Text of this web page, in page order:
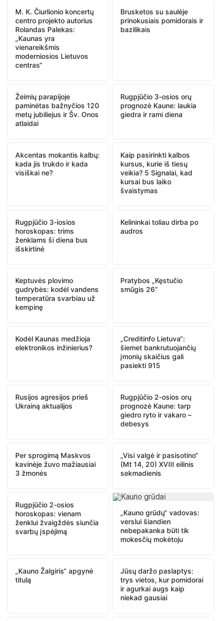
M. K. Čiurlionio koncertų
centro projekto autorius
Rolandas Palekas:
„Kaunas yra
vienareikšmis
moderniosios Lietuvos
centras“
Brusketos su saulėje
prinokusiais pomidorais ir
bazilikais
Žeimių parapijoje
paminėtas bažnyčios 120
metų jubiliejus ir Šv. Onos
atlaidai
Rugpjūčio 3-osios orų
prognozė Kaune: laukia
giedra ir rami diena
Akcentas mokantis kalbų:
kada jis trukdo ir kada
visiškai ne?
Kaip pasirinkti kalbos
kursus, kurie iš tiesų
veikia? 5 Signalai, kad
kursai bus laiko
švaistymas
Rugpjūčio 3-iosios
horoskopas: trims
ženklams ši diena bus
išskirtinė
Kelininkai toliau dirba po
audros
Keptuvės plovimo
gudrybės: kodėl vandens
temperatūra svarbiau už
kempinę
Pratybos „Kęstučio
smūgis 26“
Kodėl Kaunas medžioja
elektronikos inžinierius?
„Creditinfo Lietuva“:
šiemet bankrutuojančių
įmonių skaičius gali
pasiekti 915
Rusijos agresijos prieš
Ukrainą aktualijos
Rugpjūčio 2-osios orų
prognozė Kaune: tarp
giedro ryto ir vakaro –
debesys
Per sprogimą Maskvos
kavinėje žuvo mažiausiai
3 žmonės
„Visi valgė ir pasisotino“
(Mt 14, 20) XVIII eilinis
sekmadienis
Rugpjūčio 2-osios
horoskopas: vienam
ženklui žvaigždės siunčia
svarbų įspėjimą
„Kauno grūdų“ vadovas:
verslui šiandien
nebepakanka būti tik
mokesčių mokėtoju
„Kauno Žalgiris“ apgynė
titulą
Jūsų daržo paslaptys:
trys vietos, kur pomidorai
ir agurkai augs kaip
niekad gausiai